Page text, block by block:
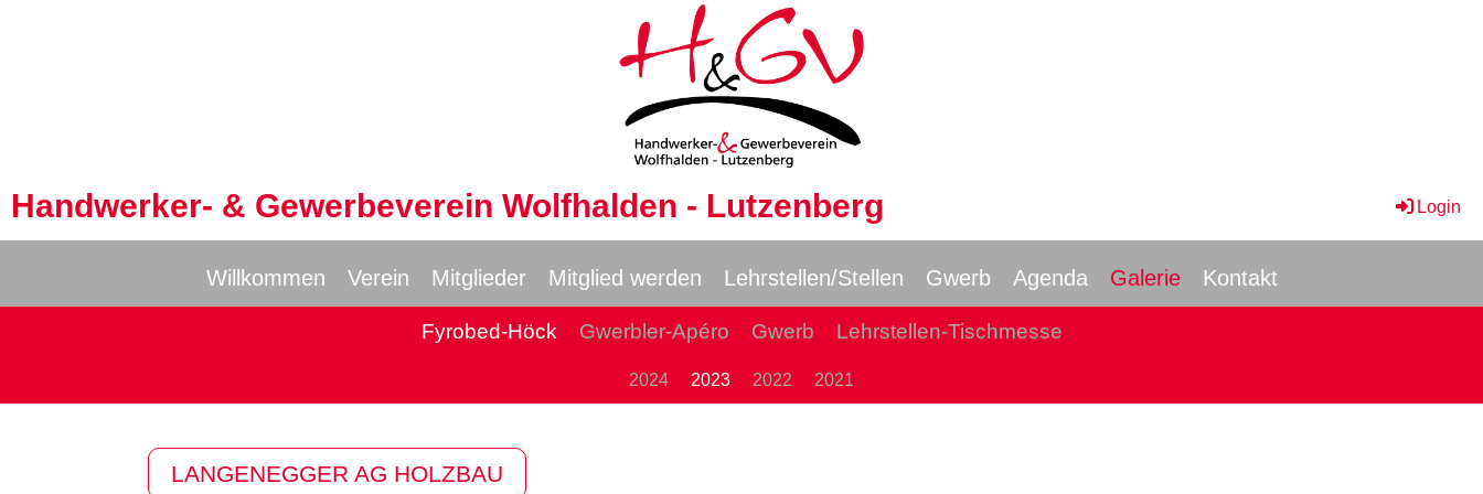
Handwerker- & Gewerbeverein Wolfhalden - Lutzenberg Login
Willkommen Verein Mitglieder Mitglied werden Lehrstellen/Stellen Gwerb Agenda Galerie Kontakt
Fyrobed-Höck Gwerbler-Apéro Gwerb Lehrstellen-Tischmesse
2024 2023 2022 2021
LANGENEGGER AG HOLZBAU